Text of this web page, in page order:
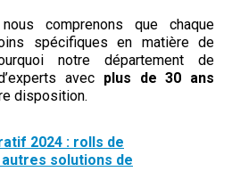
comprenons que chaque
spécifiques en matière de
notre département de
avec plus de 30 ans
disposition.
2024 : rolls de
solutions de